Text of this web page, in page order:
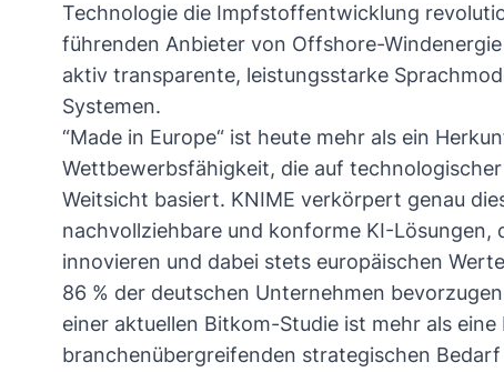
Technologie die Impfstoffentwicklung
führenden Anbieter von Offshore-
aktiv transparente, leistungsstarke
Systemen.
“Made in Europe“ ist heute mehr als ein
Wettbewerbsfähigkeit, die auf
Weitsicht basiert. KNIME verkörpert genau
nachvollziehbare und konforme KI-Lösungen,
innovieren und dabei stets europäischen
86 % der deutschen Unternehmen
einer aktuellen Bitkom-Studie ist mehr als
branchenübergreifenden strategischen